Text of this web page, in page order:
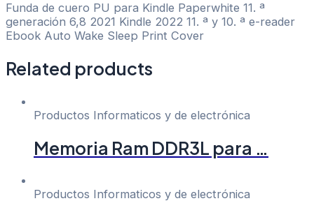
Funda de cuero PU para Kindle Paperwhite 11. ª
generación 6,8 2021 Kindle 2022 11. ª y 10. ª e-reader
Ebook Auto Wake Sleep Print Cover
Related products
Productos Informaticos y de electrónica
Memoria Ram DDR3L para …
Productos Informaticos y de electrónica